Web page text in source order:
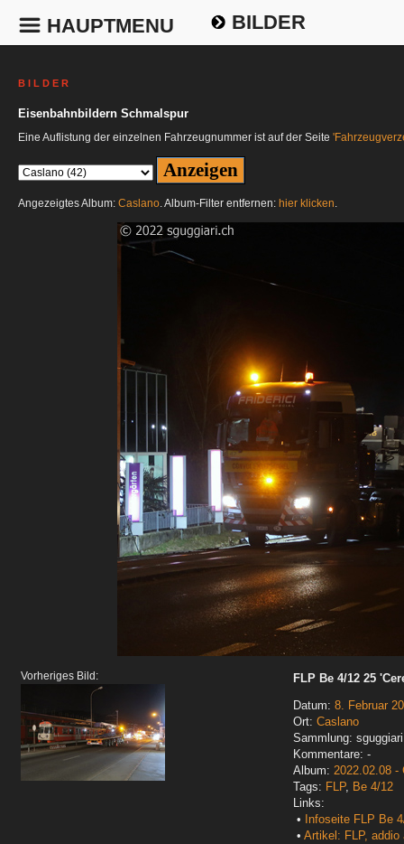
HAUPTMENU BILDER
B I L D E R
Eisenbahnbildern Schmalspur
Eine Auflistung der einzelnen Fahrzeugnummer ist auf der Seite
Angezeigtes Album: Caslano. Album-Filter entfernen: hier klicken.
Vorheriges Bild:
FLP Be 4/12 25
Datum: 8. Februar
Ort: Caslano
Sammlung:
Kommentare: -
Album: 2022.02.08 -
Tags: FLP, Be 4/12
Links:
•
Infoseite FLP Be
• Artikel: FLP, addio